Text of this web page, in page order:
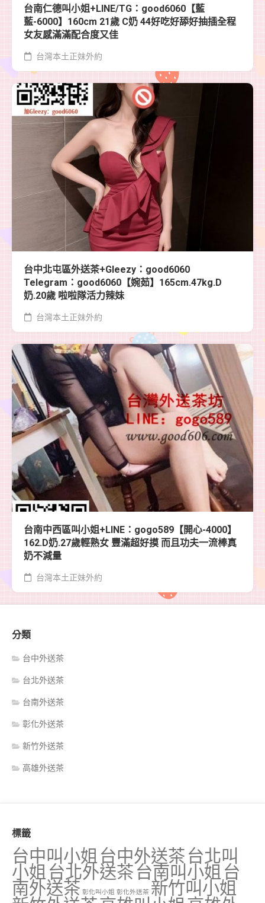
台南仁德叫小姐+LINE/TG：good6060【藍
藍-6000】160cm 21歲 C奶 44好吃好舔好抽插全程
女友感滿滿配合度又佳
台灣本土正妹外約
台中北屯區外送茶+Gleezy：good6060
Telegram：good6060【婉茹】165cm.47kg.D
奶.20歲 啦啦隊活力辣妹
台灣本土正妹外約
台南中西區叫小姐+LINE：gogo589【開心-4000】
162.D奶.27歲輕熟女 豐滿超好摸 而且功夫一流棒真
奶不減量
台灣本土正妹外約
分類
台中外送茶
台北外送茶
台南外送茶
彰化外送茶
新竹外送茶
高雄外送茶
標籤
台中叫小姐 台中外送茶 台北叫
小姐 台北外送茶 台南叫小姐 台
南外送茶 彰化叫小姐 彰化外送茶 新竹叫小姐